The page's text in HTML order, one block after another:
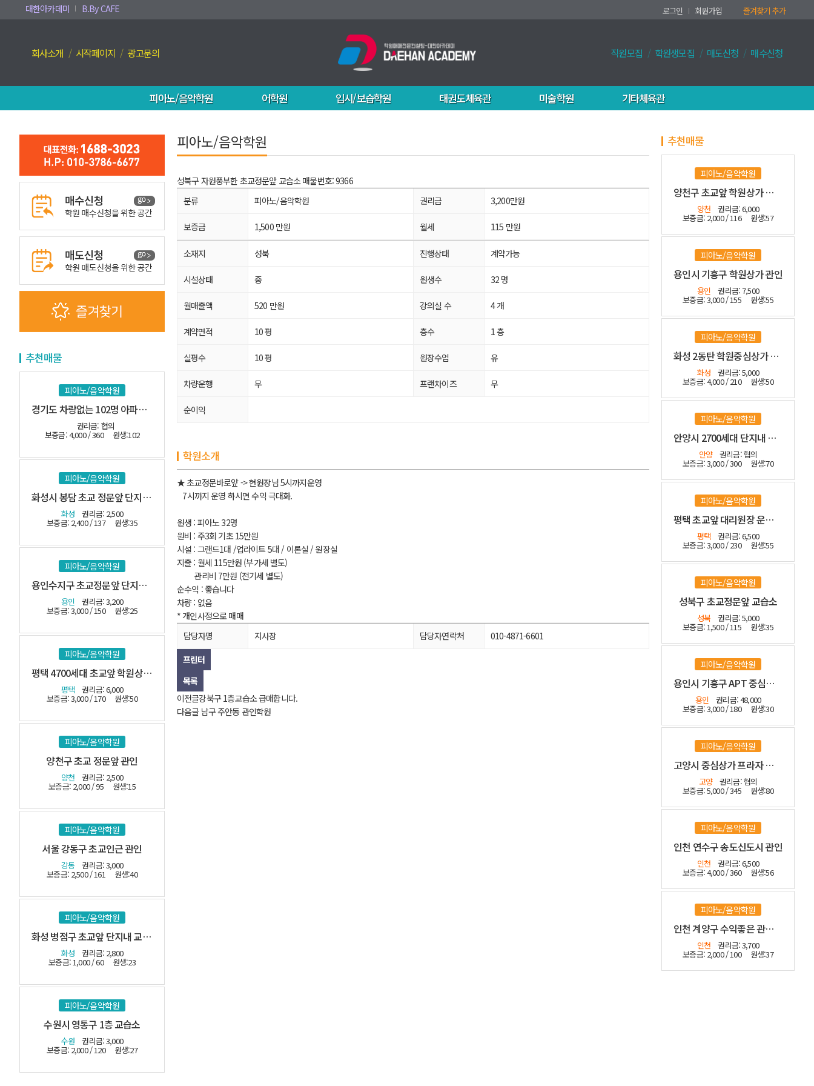
대한아카데미 B.By CAFE 로그인 회원가입 즐겨찾기 추가
회사소개 시작페이지 광고문의 직원모집 학원생모집 매도신청 매수신청
피아노/음악학원 어학원 입시/보습학원 태권도체육관 미술학원 기타체육관
추천매물
피아노/음악학원
경기도 차량없는 102명 아파트 밀집지역
권리금: 협의
보증금: 4,000 / 360 원생:102
피아노/음악학원
화성시 봉담 초교 정문앞 단지내 관인음악
화성 권리금: 2,500
보증금: 2,400 / 137 원생:35
피아노/음악학원
용인수지구 초교정문앞 단지내 관인
용인 권리금: 3,200
보증금: 3,000 / 150 원생:25
피아노/음악학원
평택 4700세대 초교앞 학원상가 관인
평택 권리금: 6,000
보증금: 3,000 / 170 원생:50
피아노/음악학원
양천구 초교 정문앞 관인
양천 권리금: 2,500
보증금: 2,000 / 95 원생:15
피아노/음악학원
서울 강동구 초교인근 관인
강동 권리금: 3,000
보증금: 2,500 / 161 원생:40
피아노/음악학원
화성 병점구 초교앞 단지내 교습소-(시설최상)
화성 권리금: 2,800
보증금: 1,000 / 60 원생:23
피아노/음악학원
수원시 영통구 1층 교습소
수원 권리금: 3,000
보증금: 2,000 / 120 원생:27
피아노/음악학원
성북구 자원풍부한 초교정문앞 교습소매물번호: 9366
분류
피아노/음악학원 권리금 3,200만원
보증금 1,500 만원 월세 115 만원
소재지 성북 진행상태 계약가능
시설상태 중 원생수 32 명
월매출액 520 만원 강의실 수 4 개
계약면적 10 평 층수 1 층
실평수 10 평 원장수업 유
차량운행 무 프랜차이즈 무
순이익
학원소개
★ 초교정문바로앞 -> 현원장님 5시까지운영
7시까지 운영 하시면 수익 극대화.
원생 : 피아노 32명
원비 : 주3회 기초 15만원
시설 : 그랜드1대 /업라이트 5대 / 이론실 / 원장실
지출 : 월세 115만원 (부가세 별도)
관리비 7만원 (전기세 별도)
순수익 : 좋습니다
차량 : 없음
* 개인사정으로 매매
담당자명
지사장 담당자연락처
010-4871-6601
프린터
목록
이전글강북구 1층교습소 급매합니다.
다음글 남구 주안동 관인학원
추천매물
피아노/음악학원
양천구 초교앞 학원상가 수익좋은 관인
양천 권리금: 6,000
보증금: 2,000 / 116 원생:57
피아노/음악학원
용인시 기흥구 학원상가 관인
용인 권리금: 7,500
보증금: 3,000 / 155 원생:55
피아노/음악학원
화성 2동탄 학원중심상가 관인
화성 권리금: 5,000
보증금: 4,000 / 210 원생:50
피아노/음악학원
안양시 2700세대 단지내 관인 2년전 신설 인테리어 좋습니다
안양 권리금: 협의
보증금: 3,000 / 300 원생:70
피아노/음악학원
평택 초교앞 대리원장 운영중인 관인
평택 권리금: 6,500
보증금: 3,000 / 230 원생:55
피아노/음악학원
성북구 초교정문앞 교습소
성북 권리금: 5,000
보증금: 1,500 / 115 원생:35
피아노/음악학원
용인시 기흥구 APT 중심상가 등기매매 인테리어 최상
용인 권리금: 48,000
보증금: 3,000 / 180 원생:30
피아노/음악학원
고양시 중심상가 프라자 관인음악
고양 권리금: 협의
보증금: 5,000 / 345 원생:80
피아노/음악학원
인천 연수구 송도신도시 관인
인천 권리금: 6,500
보증금: 4,000 / 360 원생:56
피아노/음악학원
인천 계양구 수익좋은 관인음악학원
인천 권리금: 3,700
보증금: 2,000 / 100 원생:37